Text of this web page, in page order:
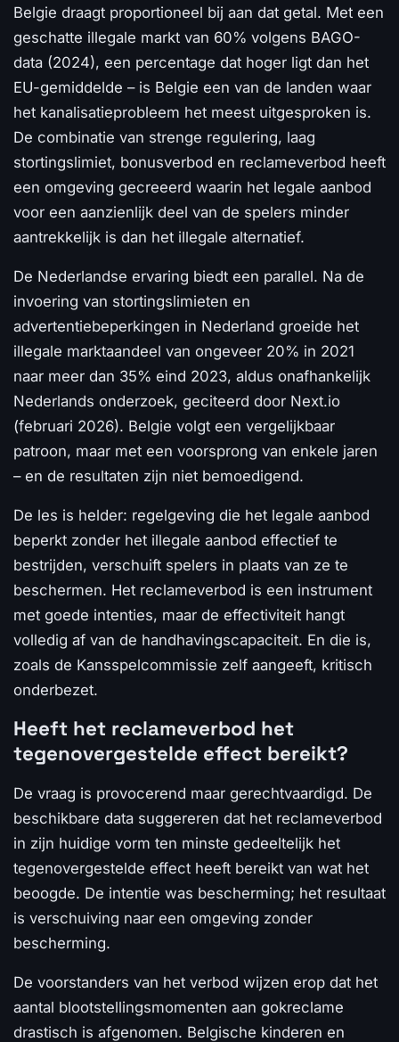
Belgie draagt proportioneel bij aan dat getal. Met een
geschatte illegale markt van 60% volgens BAGO-
data (2024), een percentage dat hoger ligt dan het
EU-gemiddelde – is Belgie een van de landen waar
het kanalisatieprobleem het meest uitgesproken is.
De combinatie van strenge regulering, laag
stortingslimiet, bonusverbod en reclameverbod heeft
een omgeving gecreeerd waarin het legale aanbod
voor een aanzienlijk deel van de spelers minder
aantrekkelijk is dan het illegale alternatief.
De Nederlandse ervaring biedt een parallel. Na de
invoering van stortingslimieten en
advertentiebeperkingen in Nederland groeide het
illegale marktaandeel van ongeveer 20% in 2021
naar meer dan 35% eind 2023, aldus onafhankelijk
Nederlands onderzoek, geciteerd door Next.io
(februari 2026). Belgie volgt een vergelijkbaar
patroon, maar met een voorsprong van enkele jaren
– en de resultaten zijn niet bemoedigend.
De les is helder: regelgeving die het legale aanbod
beperkt zonder het illegale aanbod effectief te
bestrijden, verschuift spelers in plaats van ze te
beschermen. Het reclameverbod is een instrument
met goede intenties, maar de effectiviteit hangt
volledig af van de handhavingscapaciteit. En die is,
zoals de Kansspelcommissie zelf aangeeft, kritisch
onderbezet.
Heeft het reclameverbod het
tegenovergestelde effect bereikt?
De vraag is provocerend maar gerechtvaardigd. De
beschikbare data suggereren dat het reclameverbod
in zijn huidige vorm ten minste gedeeltelijk het
tegenovergestelde effect heeft bereikt van wat het
beoogde. De intentie was bescherming; het resultaat
is verschuiving naar een omgeving zonder
bescherming.
De voorstanders van het verbod wijzen erop dat het
aantal blootstellingsmomenten aan gokreclame
drastisch is afgenomen. Belgische kinderen en